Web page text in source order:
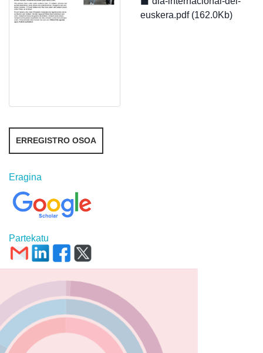
euskera.pdf (162.0Kb)
ERREGISTRO OSOA
Eragina
Partekatu